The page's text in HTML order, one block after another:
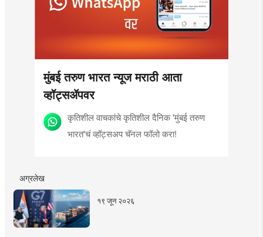
मुंबई तरुण भारत न्यूज मराठी आता
व्हॉट्सॲपवर
कृतिशील वाचकांचे कृतिशील दैनिक 'मुंबई तरुण
भारत'चं व्हॉट्सअप चॅनल फॉलो करा!
अग्रलेख
१९ जून २०२६